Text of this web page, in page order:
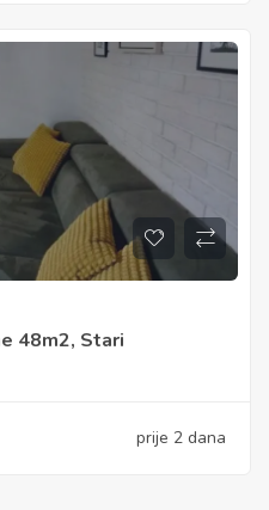
48m2, Stari
prije 2 dana